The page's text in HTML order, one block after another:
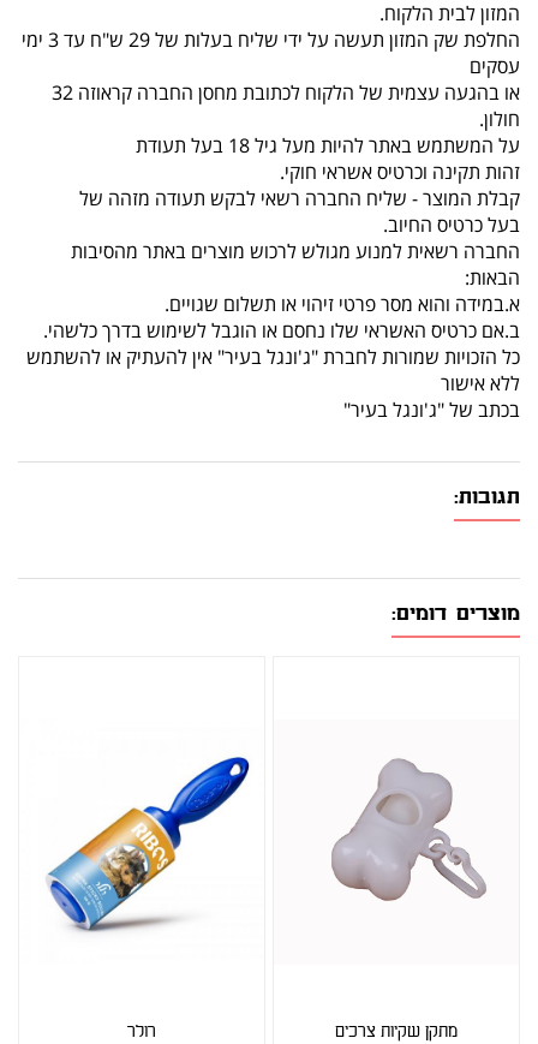
המזון לבית הלקוח.
החלפת שק המזון תעשה על ידי שליח בעלות של 29 ש"ח עד 3 ימי
עסקים
או בהגעה עצמית של הלקוח לכתובת מחסן החברה קראוזה 32
חולון.
על המשתמש באתר להיות מעל גיל 18 בעל תעודת
זהות תקינה וכרטיס אשראי חוקי.
קבלת המוצר - שליח החברה רשאי לבקש תעודה מזהה של
בעל כרטיס החיוב.
החברה רשאית למנוע מגולש לרכוש מוצרים באתר מהסיבות
הבאות:
א.במידה והוא מסר פרטי זיהוי או תשלום שגויים.
ב.אם כרטיס האשראי שלו נחסם או הוגבל לשימוש בדרך כלשהי.
כל הזכויות שמורות לחברת "ג'ונגל בעיר" אין להעתיק או להשתמש
ללא אישור
בכתב של "ג'ונגל בעיר"
תגובות:
מוצרים דומים:
מתקן שקיות צרכים רולר